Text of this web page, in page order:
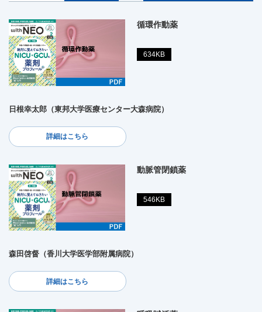
循環作動薬
634KB
日根幸太郎（東邦大学医療センター大森病院）
詳細はこちら
動脈管閉鎖薬
546KB
森田啓督（香川大学医学部附属病院）
詳細はこちら